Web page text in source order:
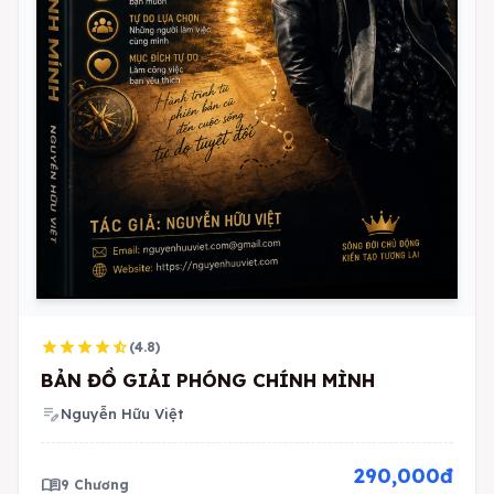
starstarstarstarstar_half(4.8)
BẢN ĐỒ GIẢI PHÓNG CHÍNH MÌNH
edit_noteNguyễn Hữu Việt
menu_book9 Chương 290,000đ